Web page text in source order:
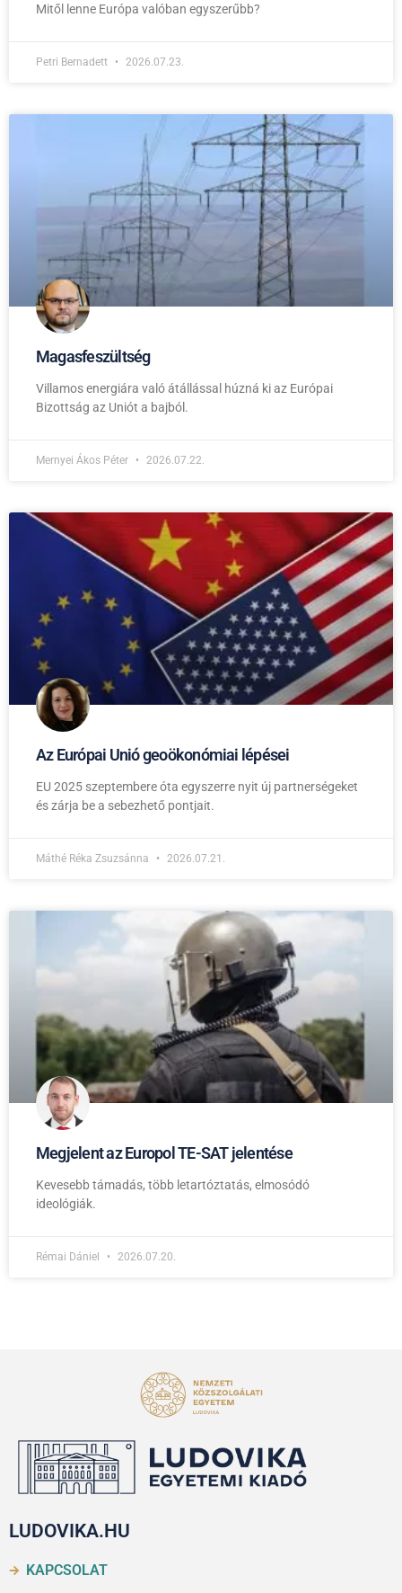
Mitől lenne Európa valóban egyszerűbb?
Petri Bernadett 2026.07.23.
Magasfeszültség
Villamos energiára való átállással húzná ki az Európai
Bizottság az Uniót a bajból.
Mernyei Ákos Péter 2026.07.22.
Az Európai Unió geoökonómiai lépései
EU 2025 szeptembere óta egyszerre nyit új partnerségeket
és zárja be a sebezhető pontjait.
Máthé Réka Zsuzsánna 2026.07.21.
Megjelent az Europol TE-SAT jelentése
Kevesebb támadás, több letartóztatás, elmosódó
ideológiák.
Rémai Dániel 2026.07.20.
LUDOVIKA.HU
KAPCSOLAT